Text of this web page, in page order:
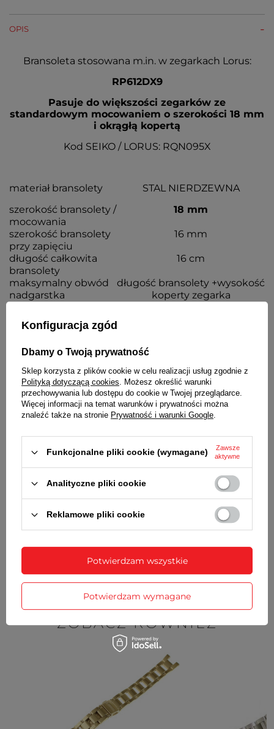
OPIS
Bransoleta stosowana m.in. w zegarkach Lorus:
RP612DX9
Pasuje do większości zegarków ze
standardowym mocowaniem o szerokości 18 mm
i okrągłą kopertą
Kod SEIKO / LORUS: RQN095X
materiał bransolety
STAL NIERDZEWNA
szerokość bransolety /
mocowania
18 mm
szerokość bransolety
przy zapięciu
16 mm
długość całkowita
bransolety
16 cm
maksymalny obwód
nadgarstka
długość bransolety +wysokość
koperty zegarka
kolor
grubość bransolety
Wraz z bransoletą otrzymasz:
dowód zakupu - paragon lub fakturę VAT
komplet teleskopów i maskownic
SZCZEGÓŁOWE DANE
Potrzebujesz pomocy? Masz pytania?
Zadaj pytanie a my odpowiemy
odpowiedzi publikując dla innych.
ZOBACZ RÓWNIEŻ
Konfiguracja zgód
Dbamy o Twoją prywatność
Sklep korzysta z plików cookie w celu realizacji usług zgodnie z
Polityką dotyczącą cookies. Możesz określić warunki
przechowywania lub dostępu do cookie w Twojej przeglądarce.
Więcej informacji na temat warunków i prywatności można
znaleźć także na stronie Prywatność i warunki Google.
Funkcjonalne pliki cookie (wymagane)
Zawsze
aktywne
Analityczne pliki cookie
Reklamowe pliki cookie
Potwierdzam wymagane
Potwierdzam wszystkie